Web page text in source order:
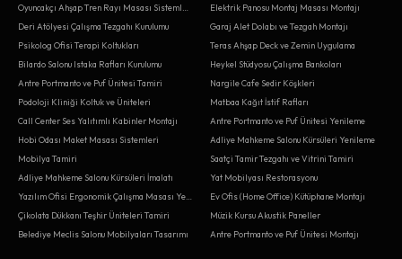
Deri Atölyesi Çalışma Tezgahı Kurulumu
Psikolog Ofisi Terapi Koltukları
Bilardo Salonu Istaka Rafları Kurulumu
Antre Portmanto ve Puf Ünitesi Tamiri
Podoloji Kliniği Koltuk ve Üniteleri
Call Center Ses Yalıtımlı Kabinler Montajı
Hobi Odası Maket Masası Sistemleri
Mobilya Tamiri
Adliye Mahkeme Salonu Kürsüleri İmalatı
Çikolata Dükkanı Teşhir Üniteleri Tamiri
Belediye Meclis Salonu Mobilyaları Tasarımı
Elektrik Panosu Montaj Masası Montajı
Garaj Alet Dolabı ve Tezgah Montajı
Teras Ahşap Deck ve Zemin Uygulama
Heykel Stüdyosu Çalışma Bankoları
Nargile Cafe Sedir Köşkleri
Matbaa Kağıt İstif Rafları
Antre Portmanto ve Puf Ünitesi Yenileme
Adliye Mahkeme Salonu Kürsüleri Yenileme
Saatçi Tamir Tezgahı ve Vitrini Tamiri
Yat Mobilyası Restorasyonu
Ev Ofis (Home Office) Kütüphane Montajı
Müzik Kursu Akustik Paneller
Antre Portmanto ve Puf Ünitesi Montajı